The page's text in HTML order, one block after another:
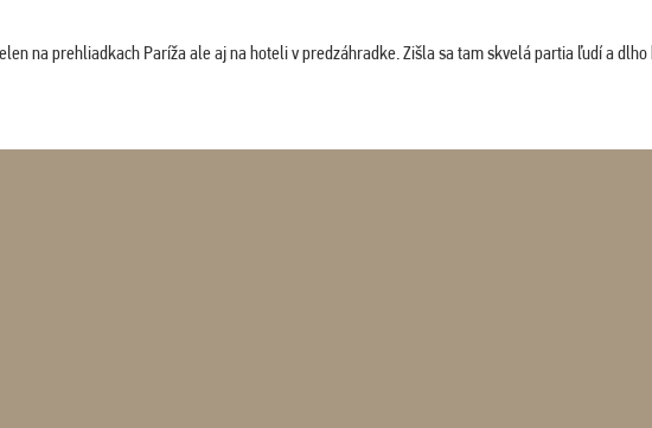
na prehliadkach Paríža ale aj na hoteli v predzáhradke. Zišla sa tam skvelá partia ľudí a